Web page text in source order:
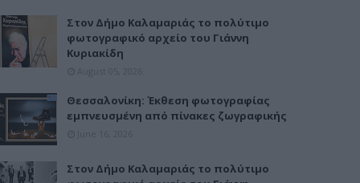
Στον Δήμο Καλαμαριάς το πολύτιμο
φωτογραφικό αρχείο του Γιάννη
Κυριακίδη
Θεσσαλονίκη: Έκθεση φωτογραφίας
εμπνευσμένη από πίνακες ζωγραφικής
Στον Δήμο Καλαμαριάς το πολύτιμο